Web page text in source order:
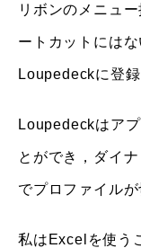
リボンのメニュ
ートカットには
Loupedeckに登録
Loupedeckはア
とができ，ダイ
でプロファイル
私はExcelを使う